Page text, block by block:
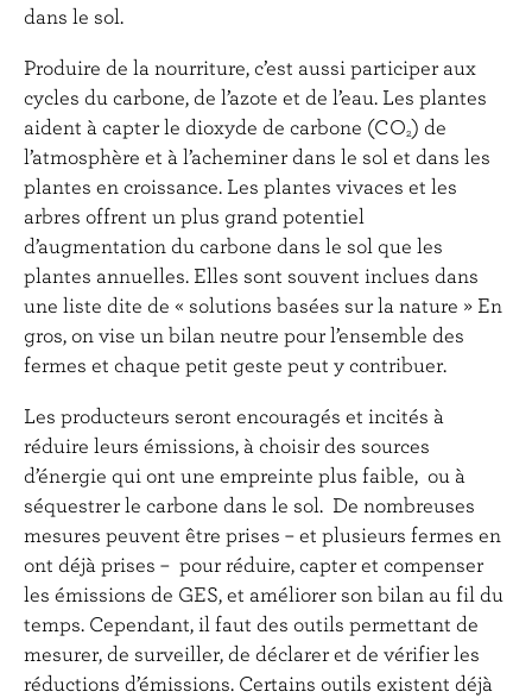
dans le sol.
Produire de la nourriture, c’est aussi participer aux
cycles du carbone, de l’azote et de l’eau. Les plantes
aident à capter le dioxyde de carbone (CO2) de
l’atmosphère et à l’acheminer dans le sol et dans les
plantes en croissance. Les plantes vivaces et les
arbres offrent un plus grand potentiel
d’augmentation du carbone dans le sol que les
plantes annuelles. Elles sont souvent inclues dans
une liste dite de « solutions basées sur la nature » En
gros, on vise un bilan neutre pour l’ensemble des
fermes et chaque petit geste peut y contribuer.
Les producteurs seront encouragés et incités à
réduire leurs émissions, à choisir des sources
d’énergie qui ont une empreinte plus faible, ou à
séquestrer le carbone dans le sol. De nombreuses
mesures peuvent être prises – et plusieurs fermes en
ont déjà prises – pour réduire, capter et compenser
les émissions de GES, et améliorer son bilan au fil du
temps. Cependant, il faut des outils permettant de
mesurer, de surveiller, de déclarer et de vérifier les
réductions d’émissions. Certains outils existent déjà